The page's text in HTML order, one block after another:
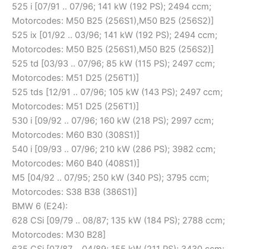
525 i [07/91 .. 07/96; 141 kW (192 PS); 2494 ccm;
Motorcodes: M50 B25 (256S1),M50 B25 (256S2)]
525 ix [01/92 .. 03/96; 141 kW (192 PS); 2494 ccm;
Motorcodes: M50 B25 (256S1),M50 B25 (256S2)]
525 td [03/93 .. 07/96; 85 kW (115 PS); 2497 ccm;
Motorcodes: M51 D25 (256T1)]
525 tds [12/91 .. 07/96; 105 kW (143 PS); 2497 ccm;
Motorcodes: M51 D25 (256T1)]
530 i [09/92 .. 07/96; 160 kW (218 PS); 2997 ccm;
Motorcodes: M60 B30 (308S1)]
540 i [09/93 .. 07/96; 210 kW (286 PS); 3982 ccm;
Motorcodes: M60 B40 (408S1)]
M5 [04/92 .. 07/95; 250 kW (340 PS); 3795 ccm;
Motorcodes: S38 B38 (386S1)]
BMW 6 (E24):
628 CSi [09/79 .. 08/87; 135 kW (184 PS); 2788 ccm;
Motorcodes: M30 B28]